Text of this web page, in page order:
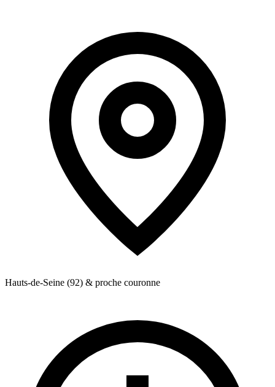
Hauts-de-Seine (92) & proche couronne